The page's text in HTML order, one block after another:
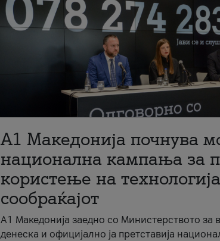
A1 Македонија почнува
национална кампања за
користење на
сообраќајот
A1 Македонија заедно со Министерството за
денеска и официјално ја претставија